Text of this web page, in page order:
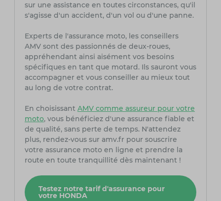
sur une assistance en toutes circonstances, qu'il
s'agisse d'un accident, d'un vol ou d'une panne.
Experts de l'assurance moto, les conseillers
AMV sont des passionnés de deux-roues,
appréhendant ainsi aisément vos besoins
spécifiques en tant que motard. Ils sauront vous
accompagner et vous conseiller au mieux tout
au long de votre contrat.
En choisissant AMV comme assureur pour votre
moto, vous bénéficiez d'une assurance fiable et
de qualité, sans perte de temps. N'attendez
plus, rendez-vous sur amv.fr pour souscrire
votre assurance moto en ligne et prendre la
route en toute tranquillité dès maintenant !
Testez notre tarif d'assurance pour
votre HONDA